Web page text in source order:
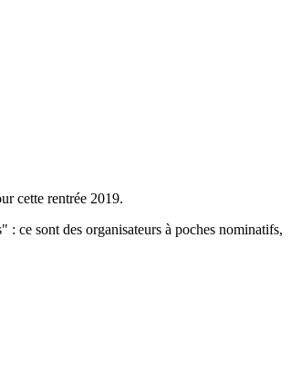
cette rentrée 2019.
: ce sont des organisateurs à poches nominatifs,